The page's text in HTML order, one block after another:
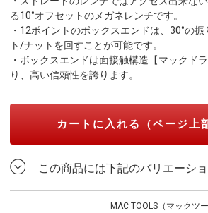
る10°オフセットのメガネレンチです。
・12ポイントのボックスエンドは、30°の
ト/ナットを回すことが可能です。
・ボックスエンドは面接触構造【マックド
り、高い信頼性を誇ります。
カートに入れる（ページ上
この商品には下記のバリエーシ
MAC TOOLS（マックツ